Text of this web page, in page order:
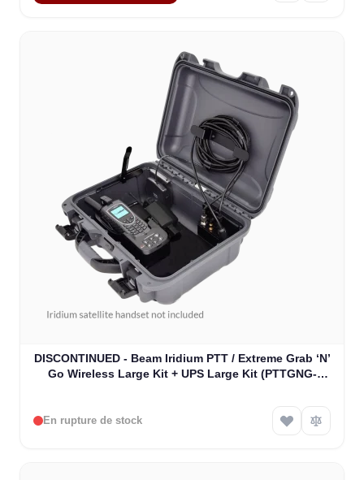
DISCONTINUED - Beam Iridium PTT / Extreme Grab ‘N’
Go Wireless Large Kit + UPS Large Kit (PTTGNG-
En rupture de stock